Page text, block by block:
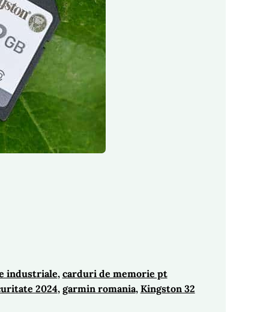
industriale, carduri de memorie pt
2024, garmin romania, Kingston 32